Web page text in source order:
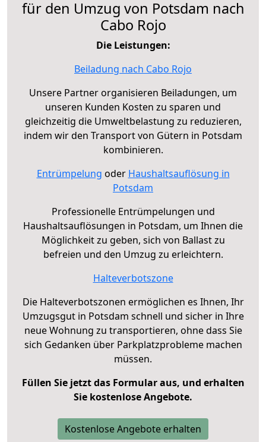
für den Umzug von Potsdam nach
Cabo Rojo
Die Leistungen:
Beiladung nach Cabo Rojo
Unsere Partner organisieren Beiladungen, um
unseren Kunden Kosten zu sparen und
gleichzeitig die Umweltbelastung zu reduzieren,
indem wir den Transport von Gütern in Potsdam
kombinieren.
Entrümpelung oder Haushaltsauflösung in
Potsdam
Professionelle Entrümpelungen und
Haushaltsauflösungen in Potsdam, um Ihnen die
Möglichkeit zu geben, sich von Ballast zu
befreien und den Umzug zu erleichtern.
Halteverbotszone
Die Halteverbotszonen ermöglichen es Ihnen, Ihr
Umzugsgut in Potsdam schnell und sicher in Ihre
neue Wohnung zu transportieren, ohne dass Sie
sich Gedanken über Parkplatzprobleme machen
müssen.
Füllen Sie jetzt das Formular aus, und erhalten
Sie kostenlose Angebote.
Kostenlose Angebote erhalten